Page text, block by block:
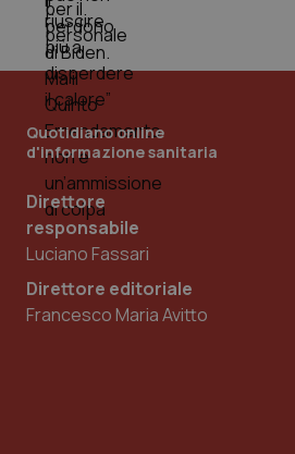
Quotidiano online
d'informazione sanitaria
Direttore
responsabile
Luciano Fassari
Direttore editoriale
Francesco Maria Avitto
PHPSESSID